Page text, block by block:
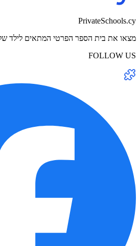
PrivateSchools.cy
מצאו את בית הספר הפרטי המתאים לילד
FOLLOW US